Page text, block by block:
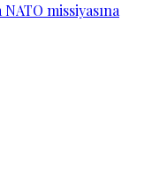
missiyasına